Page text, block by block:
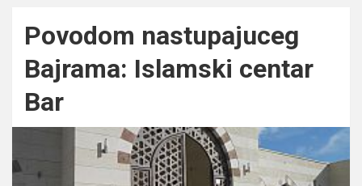
Povodom nastupajuceg
Bajrama: Islamski centar
Bar